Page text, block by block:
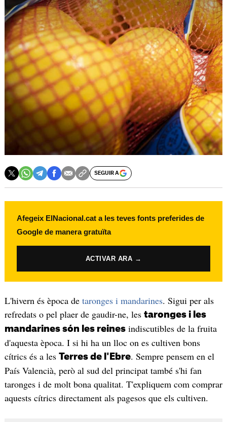
SEGUIR A
Afegeix ElNacional.cat a les teves fonts preferides de
Google de manera gratuïta
ACTIVAR ARA →
L'hivern és època de taronges i mandarines. Sigui per als
refredats o pel plaer de gaudir-ne, les taronges i les
mandarines són les reinesindiscutibles de la fruita
d'aquesta època. I si hi ha un lloc on es cultiven bons
cítrics és a les Terres de l'Ebre. Sempre pensem en el
País Valencià, però al sud del principat també s'hi fan
taronges i de molt bona qualitat. T'expliquem com comprar
aquests cítrics directament als pagesos que els cultiven.